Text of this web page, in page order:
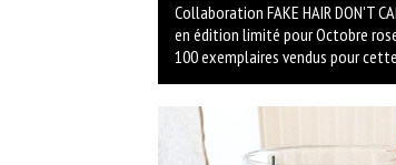
Collaboration FAKE HAIR DON'T
en édition limité pour Octobre
100 exemplaires vendus pour